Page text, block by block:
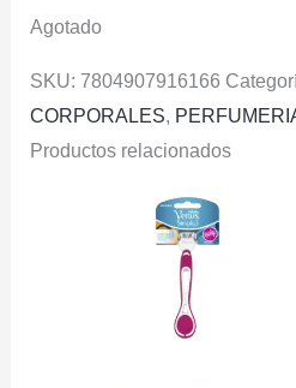
Agotado
SKU: 7804907916166
CORPORALES,
Productos relacionados